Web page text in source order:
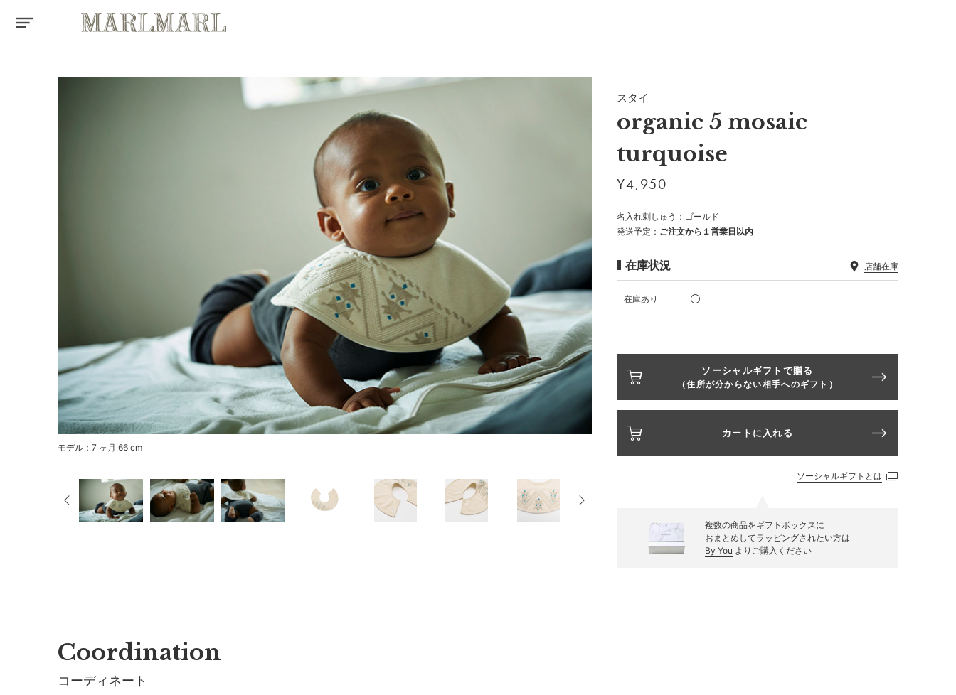
モデル：7 ヶ月 66 cm
スタイ
organic 5 mosaic
turquoise
¥4,950
名入れ刺しゅう：ゴールド
発送予定： ご注文から１営業日以内
在庫状況 店舗在庫
在庫あり
ソーシャルギフトで贈る
（住所が分からない相手へのギフト）
カートに入れる
ソーシャルギフトとは
複数の商品をギフトボックスに
おまとめしてラッピングされたい方は
By You よりご購入ください
Coordination
コーディネート